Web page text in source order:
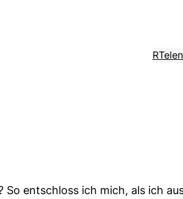
So entschloss ich mich, als ich